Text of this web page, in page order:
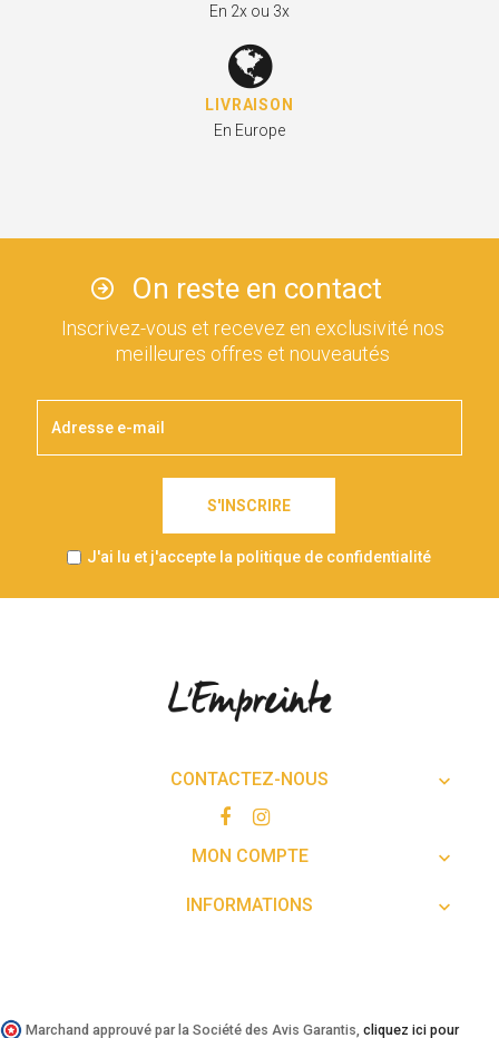
En 2x ou 3x
LIVRAISON
En Europe
On reste en contact
Inscrivez-vous et recevez en exclusivité nos
meilleures offres et nouveautés
S'INSCRIRE
J'ai lu et j'accepte la politique de confidentialité
CONTACTEZ-NOUS 
MON COMPTE 
INFORMATIONS 
Marchand approuvé par la Société des Avis Garantis, cliquez ici pour